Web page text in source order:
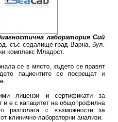
лаборатория Сий
със седалище град Варна, бул.
комплекс Младост.
се в място, където се правят
пациентите се посрещат и
лицензи и сертификати за
и е с капацитет на общопрофилна
разполага с възможности за
клинично-лабораторни анализи.